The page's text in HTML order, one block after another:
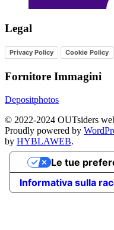
Legal
Privacy Policy Cookie Policy
Fornitore Immagini
Depositphotos
© 2022-2024 OUTsiders
Proudly powered by
by HYBLAWEB.
Informativa sulla
Le tue